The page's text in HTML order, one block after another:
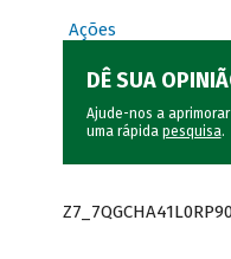
Ações
DÊ SUA
Ajude-nos a
uma rápida pesquisa.